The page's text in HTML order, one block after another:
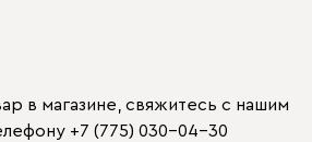
в магазине, свяжитесь с нашим
+7 (775) 030-04-30